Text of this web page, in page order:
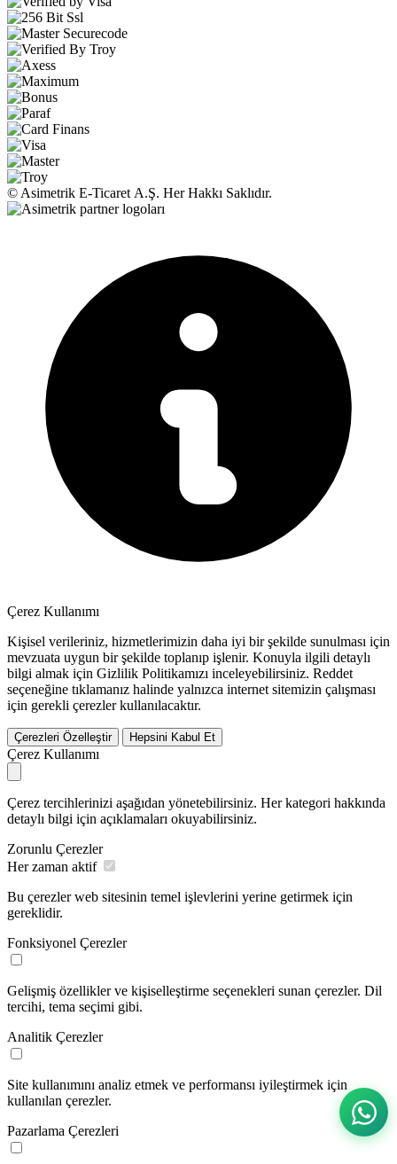
© Asimetrik E‑Ticaret A.Ş. Her Hakkı Saklıdır.
Çerez Kullanımı
Kişisel verileriniz, hizmetlerimizin daha iyi bir şekilde sunulması için
mevzuata uygun bir şekilde toplanıp işlenir. Konuyla ilgili detaylı
bilgi almak için Gizlilik Politikamızı inceleyebilirsiniz. Reddet
seçeneğine tıklamanız halinde yalnızca internet sitemizin çalışması
için gerekli çerezler kullanılacaktır.
Çerezleri Özelleştir Hepsini Kabul Et
Çerez Kullanımı
Çerez tercihlerinizi aşağıdan yönetebilirsiniz. Her kategori hakkında
detaylı bilgi için açıklamaları okuyabilirsiniz.
Zorunlu Çerezler
Her zaman aktif
Bu çerezler web sitesinin temel işlevlerini yerine getirmek için
gereklidir.
Fonksiyonel Çerezler
Gelişmiş özellikler ve kişiselleştirme seçenekleri sunan çerezler. Dil
tercihi, tema seçimi gibi.
Analitik Çerezler
Site kullanımını analiz etmek ve performansı iyileştirmek için
kullanılan çerezler.
Pazarlama Çerezleri